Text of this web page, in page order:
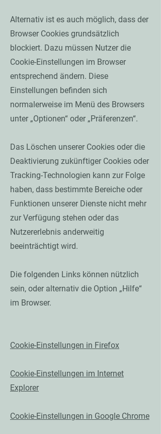
Alternativ ist es auch möglich, dass der
Browser Cookies grundsätzlich
blockiert. Dazu müssen Nutzer die
Cookie-Einstellungen im Browser
entsprechend ändern. Diese
Einstellungen befinden sich
normalerweise im Menü des Browsers
unter „Optionen“ oder „Präferenzen“.
Das Löschen unserer Cookies oder die
Deaktivierung zukünftiger Cookies oder
Tracking-Technologien kann zur Folge
haben, dass bestimmte Bereiche oder
Funktionen unserer Dienste nicht mehr
zur Verfügung stehen oder das
Nutzererlebnis anderweitig
beeinträchtigt wird.
Die folgenden Links können nützlich
sein, oder alternativ die Option „Hilfe“
im Browser.
Cookie-Einstellungen in Firefox
Cookie-Einstellungen im Internet
Explorer
Cookie-Einstellungen in Google Chrome